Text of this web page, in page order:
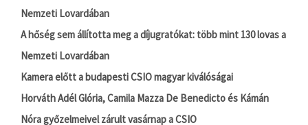
Nemzeti Lovardában
A hőség sem állította meg a díjugratókat: több mint 130 lovas a
Nemzeti Lovardában
Kamera előtt a budapesti CSIO magyar kiválóságai
Horváth Adél Glória, Camila Mazza De Benedicto és Kámán
Nóra győzelmeivel zárult vasárnap a CSIO